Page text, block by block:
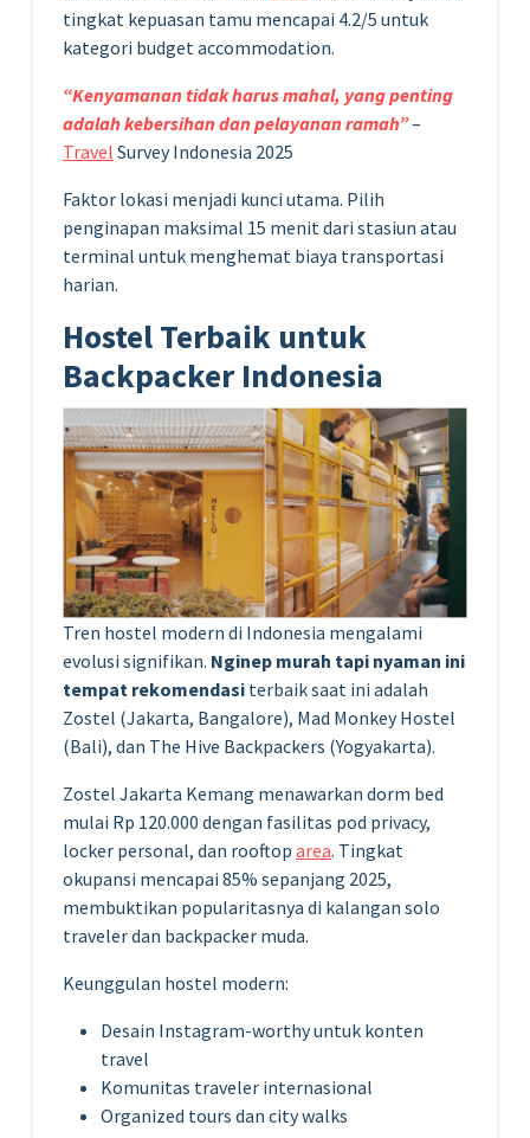
tingkat kepuasan tamu mencapai 4.2/5 untuk
kategori budget accommodation.
“Kenyamanan tidak harus mahal, yang penting
adalah kebersihan dan pelayanan ramah”–
Travel Survey Indonesia 2025
Faktor lokasi menjadi kunci utama. Pilih
penginapan maksimal 15 menit dari stasiun atau
terminal untuk menghemat biaya transportasi
harian.
Hostel Terbaik untuk
Backpacker Indonesia
Tren hostel modern di Indonesia mengalami
evolusi signifikan. Nginep murah tapi nyaman ini
tempat rekomendasi terbaik saat ini adalah
Zostel (Jakarta, Bangalore), Mad Monkey Hostel
(Bali), dan The Hive Backpackers (Yogyakarta).
Zostel Jakarta Kemang menawarkan dorm bed
mulai Rp 120.000 dengan fasilitas pod privacy,
locker personal, dan rooftop area. Tingkat
okupansi mencapai 85% sepanjang 2025,
membuktikan popularitasnya di kalangan solo
traveler dan backpacker muda.
Keunggulan hostel modern:
Desain Instagram-worthy untuk konten
travel
Komunitas traveler internasional
Organized tours dan city walks